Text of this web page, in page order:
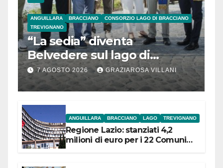
ANGUILLARA BRACCIANO
CONSORZIO LAGO DI BRACCIANO
TREVIGNANO
“La sedia” diventa
Belvedere sul lago di
Bracciano: ieri
l’inaugurazione
7 AGOSTO 2026 GRAZIAROSA VILLANI
ANGUILLARA BRACCIANO LAGO TREVIGNANO
Regione Lazio: stanziati 4,2
milioni di euro per i 22 Comuni